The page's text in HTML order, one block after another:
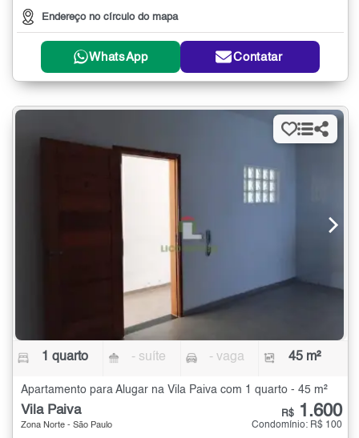
Endereço no círculo do mapa
WhatsApp Contatar
1 quarto - suíte - vaga 45 m²
Apartamento para Alugar na Vila Paiva com 1 quarto - 45 m²
Vila Paiva
Zona Norte - São Paulo
R$ 1.600
Condomínio: R$ 100